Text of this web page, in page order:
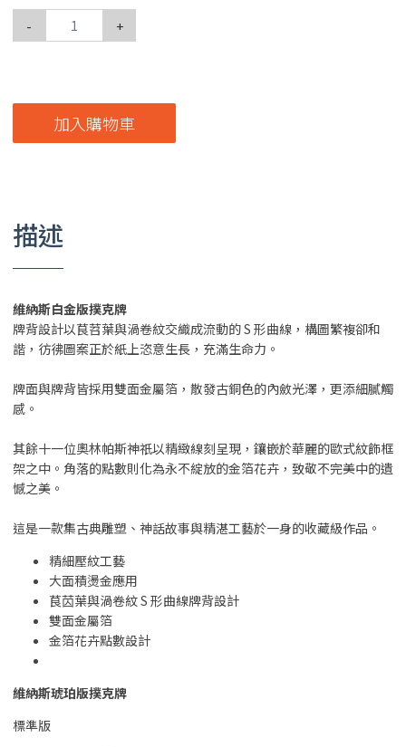
- +
加入購物車
描述
維納斯白金版撲克牌
牌背設計以茛苕葉與渦卷紋交織成流動的 S 形曲線，構圖繁複卻和
諧，彷彿圖案正於紙上恣意生長，充滿生命力。
牌面與牌背皆採用雙面金屬箔，散發古銅色的內斂光澤，更添細膩觸
感。
其餘十一位奧林帕斯神祇以精緻線刻呈現，鑲嵌於華麗的歐式紋飾框
架之中。角落的點數則化為永不綻放的金箔花卉，致敬不完美中的遺
憾之美。
這是一款集古典雕塑、神話故事與精湛工藝於一身的收藏級作品。
精細壓紋工藝
大面積燙金應用
茛苬葉與渦卷紋 S 形曲線牌背設計
雙面金屬箔
金箔花卉點數設計
維納斯琥珀版撲克牌
標準版